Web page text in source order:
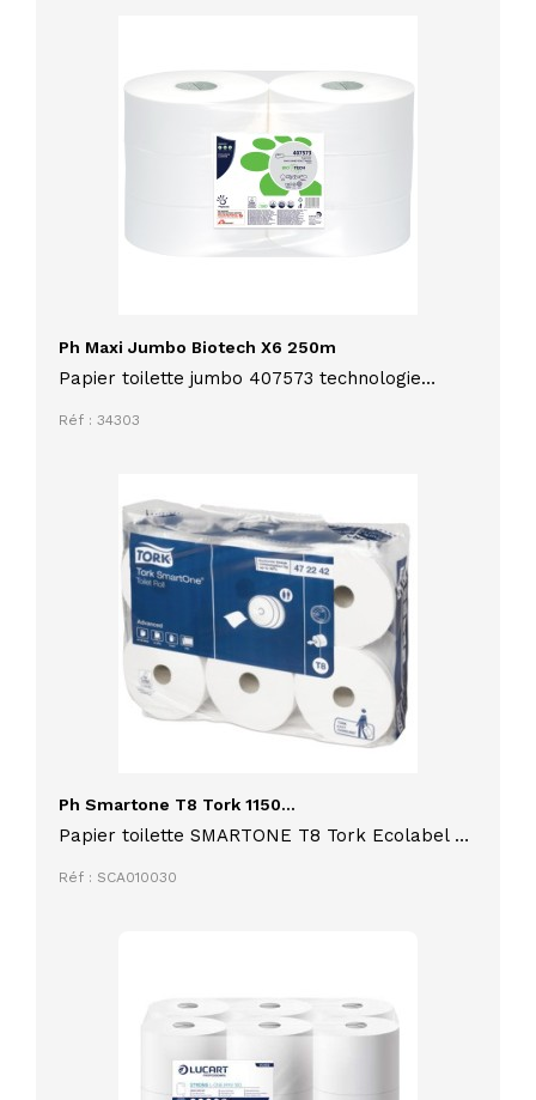
Ph Maxi Jumbo Biotech X6 250m
Papier toilette jumbo 407573 technologie
6 rouleaux
Réf : 34303
Ph Smartone T8 Tork 1150...
Papier toilette SMARTONE T8 Tork Ecolabel 6
Réf : SCA010030